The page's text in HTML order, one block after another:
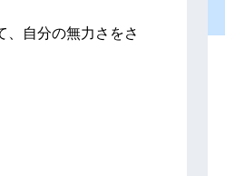
自分の無力さをさ